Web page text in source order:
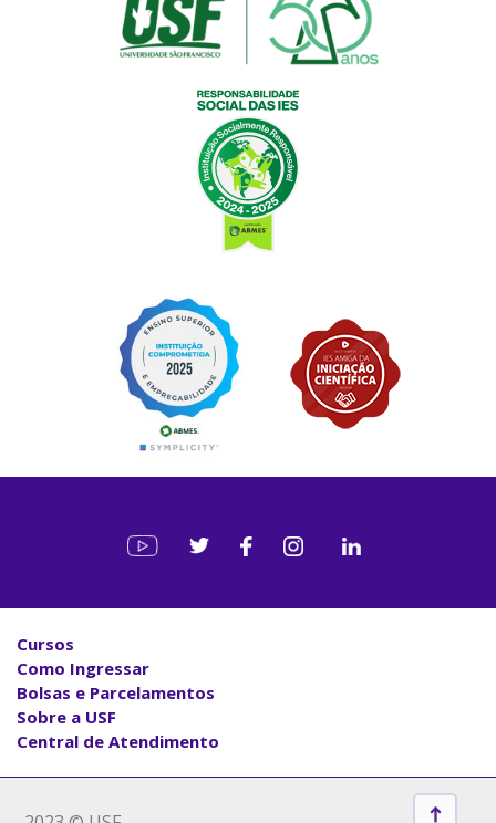
Cursos
Como Ingressar
Bolsas e Parcelamentos
Sobre a USF
Central de Atendimento